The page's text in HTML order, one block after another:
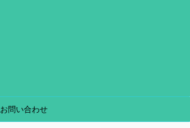
お問い合わせ